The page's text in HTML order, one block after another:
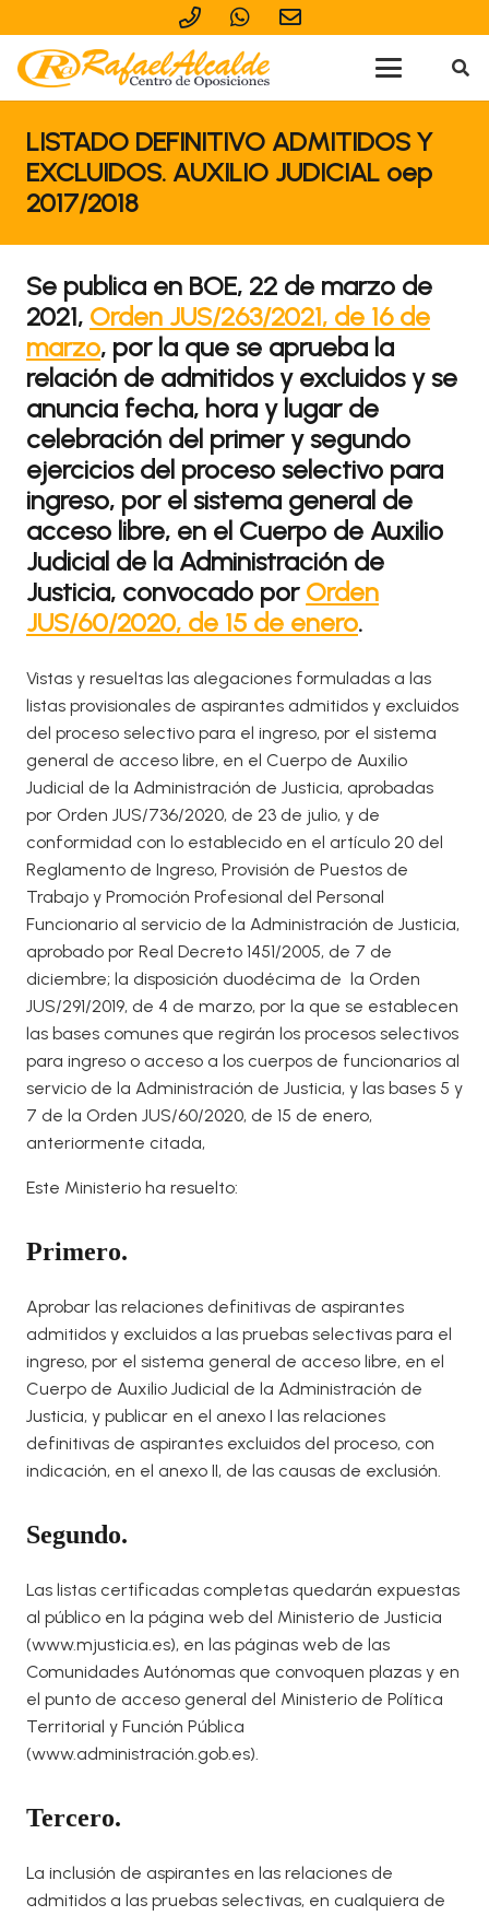
LISTADO DEFINITIVO ADMITIDOS Y
EXCLUIDOS. AUXILIO JUDICIAL oep
2017/2018
Se publica en BOE, 22 de marzo de
2021, Orden JUS/263/2021, de 16 de
marzo, por la que se aprueba la
relación de admitidos y excluidos y se
anuncia fecha, hora y lugar de
celebración del primer y segundo
ejercicios del proceso selectivo para
ingreso, por el sistema general de
acceso libre, en el Cuerpo de Auxilio
Judicial de la Administración de
Justicia, convocado por Orden
JUS/60/2020, de 15 de enero.
Vistas y resueltas las alegaciones formuladas a las
listas provisionales de aspirantes admitidos y excluidos
del proceso selectivo para el ingreso, por el sistema
general de acceso libre, en el Cuerpo de Auxilio
Judicial de la Administración de Justicia, aprobadas
por Orden JUS/736/2020, de 23 de julio, y de
conformidad con lo establecido en el artículo 20 del
Reglamento de Ingreso, Provisión de Puestos de
Trabajo y Promoción Profesional del Personal
Funcionario al servicio de la Administración de Justicia,
aprobado por Real Decreto 1451/2005, de 7 de
diciembre; la disposición duodécima de la Orden
JUS/291/2019, de 4 de marzo, por la que se establecen
las bases comunes que regirán los procesos selectivos
para ingreso o acceso a los cuerpos de funcionarios al
servicio de la Administración de Justicia, y las bases 5 y
7 de la Orden JUS/60/2020, de 15 de enero,
anteriormente citada,
Este Ministerio ha resuelto:
Primero.
Aprobar las relaciones definitivas de aspirantes
admitidos y excluidos a las pruebas selectivas para el
ingreso, por el sistema general de acceso libre, en el
Cuerpo de Auxilio Judicial de la Administración de
Justicia, y publicar en el anexo I las relaciones
definitivas de aspirantes excluidos del proceso, con
indicación, en el anexo II, de las causas de exclusión.
Segundo.
Las listas certificadas completas quedarán expuestas
al público en la página web del Ministerio de Justicia
(www.mjusticia.es), en las páginas web de las
Comunidades Autónomas que convoquen plazas y en
el punto de acceso general del Ministerio de Política
Territorial y Función Pública
(www.administración.gob.es).
Tercero.
La inclusión de aspirantes en las relaciones de
admitidos a las pruebas selectivas, en cualquiera de